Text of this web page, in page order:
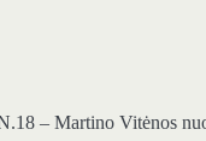
– Martino Vitėnos